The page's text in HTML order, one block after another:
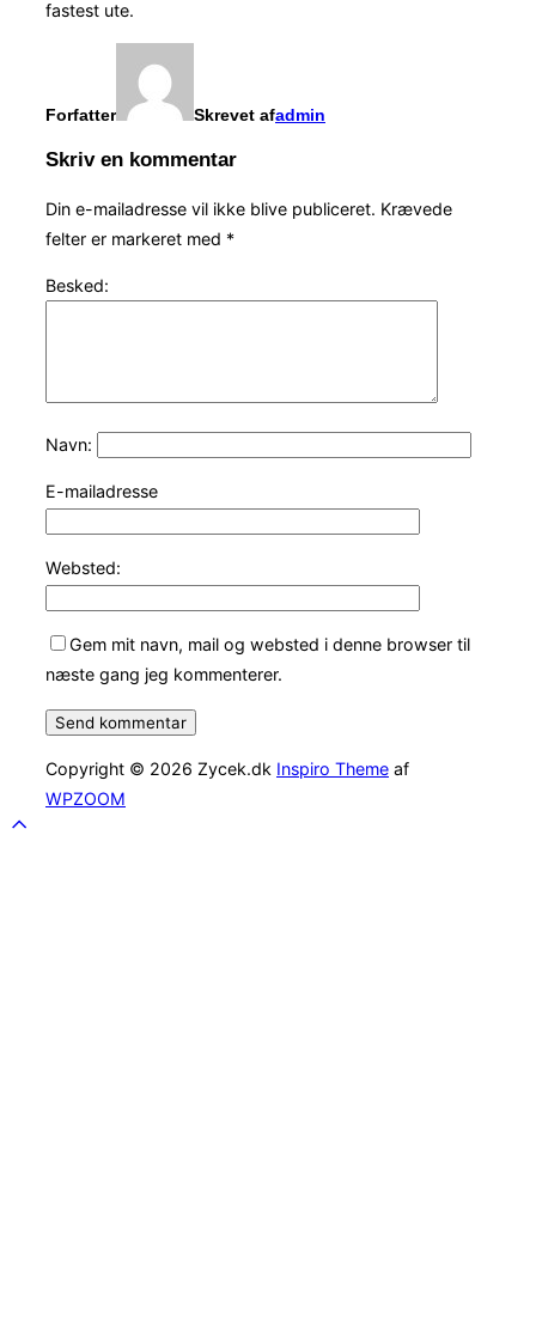
fastest ute.
Forfatter Skrevet afadmin
Skriv en kommentar
Din e-mailadresse vil ikke blive publiceret. Krævede
felter er markeret med *
Besked:
Navn:
E-mailadresse
Websted:
Gem mit navn, mail og websted i denne browser til
næste gang jeg kommenterer.
Copyright © 2026 Zycek.dk Inspiro Theme af
WPZOOM